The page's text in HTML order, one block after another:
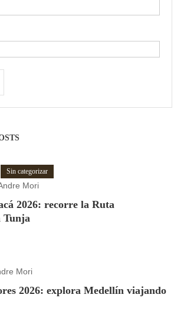
Sin categorizar
Mori
2026: recorre la Ruta
Tunja
Mori
2026: explora Medellín viajando